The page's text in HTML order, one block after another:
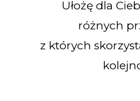
Ułożę dla
różnych
z których